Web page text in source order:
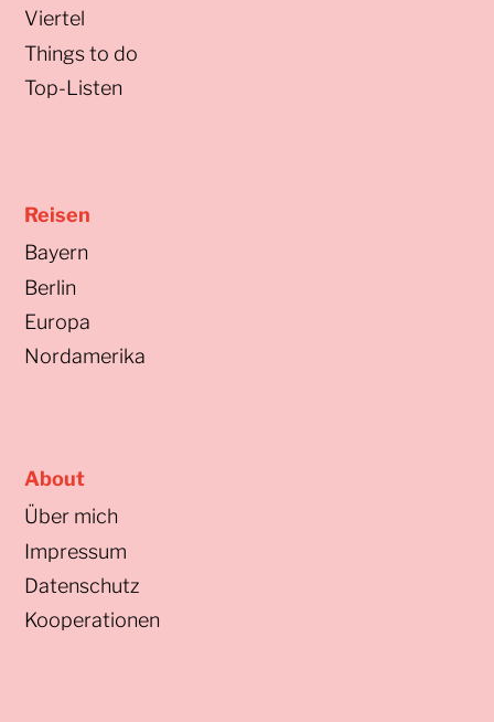
Viertel
Things to do
Top-Listen
Reisen
Bayern
Berlin
Europa
Nordamerika
About
Über mich
Impressum
Datenschutz
Kooperationen